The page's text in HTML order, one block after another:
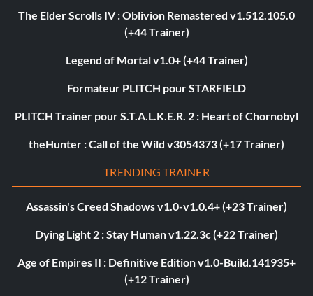
The Elder Scrolls IV : Oblivion Remastered v1.512.105.0
(+44 Trainer)
Legend of Mortal v1.0+ (+44 Trainer)
Formateur PLITCH pour STARFIELD
PLITCH Trainer pour S.T.A.L.K.E.R. 2 : Heart of Chornobyl
theHunter : Call of the Wild v3054373 (+17 Trainer)
TRENDING TRAINER
Assassin's Creed Shadows v1.0-v1.0.4+ (+23 Trainer)
Dying Light 2 : Stay Human v1.22.3c (+22 Trainer)
Age of Empires II : Definitive Edition v1.0-Build.141935+
(+12 Trainer)